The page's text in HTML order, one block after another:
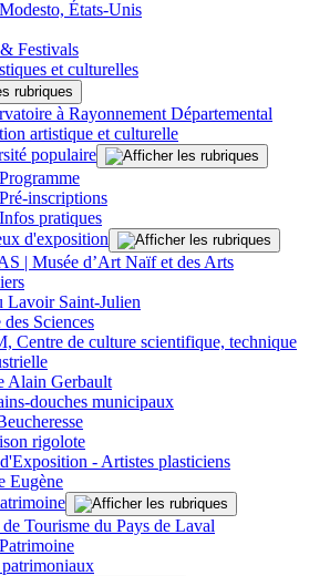
Modesto, États-Unis
Festivals
et culturelles
à Rayonnement Départemental
artistique et culturelle
populaire
Programme
Pré-inscriptions
Infos pratiques
d'exposition
| Musée d’Art Naïf et des Arts
Lavoir Saint-Julien
des Sciences
Centre de culture scientifique, technique
Alain Gerbault
douches municipaux
rigolote
- Artistes plasticiens
Eugène
Tourisme du Pays de Laval